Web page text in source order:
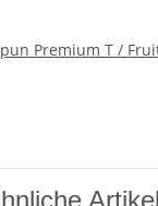
Premium T /